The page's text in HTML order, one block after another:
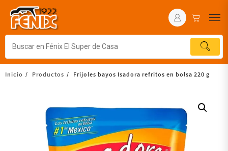
Inicio Productos Frijoles bayos Isadora refritos en bolsa 220 g